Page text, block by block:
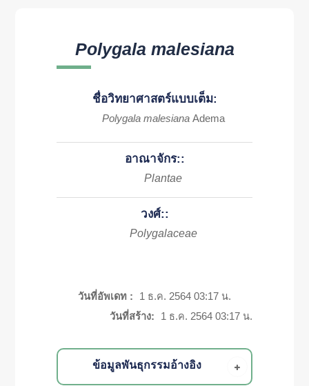
Polygala malesiana
ชื่อวิทยาศาสตร์แบบเต็ม:
Polygala malesiana Adema
อาณาจักร::
Plantae
วงศ์::
Polygalaceae
วันที่อัพเดท :
1 ธ.ค. 2564 03:17 น.
วันที่สร้าง:
1 ธ.ค. 2564 03:17 น.
ข้อมูลพันธุกรรมอ้างอิง